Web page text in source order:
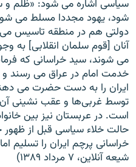
سياسی اشاره می شود: «ظلم و
شود، يهود مجددا مسلط می
دولتی هم در منطقه تاسيس می
آنان [قوم سلمان انقلابی] به
می شوند، سيد خراسانی که
خدمت امام در عراق می رسند و
ايران را به دست حضرت می
توسط غربی‌ها و عقب نشينی
است. در عربستان نيز بين
حالت خلاء سياسی قبل از
خراسانی پرچم ايران را تسليم
شيعه آنلاين، ۷ مرداد ۱۳۸۹)